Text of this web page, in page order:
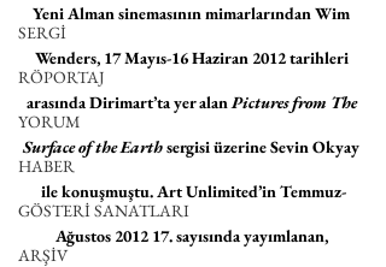
SERGİ
RÖPORTAJ
YORUM
HABER
GÖSTERİ SANATLARI
ARŞİV
Yeni Alman sinemasının mimarlarından Wim
Wenders, 17 Mayıs-16 Haziran 2012 tarihleri
arasında Dirimart’ta yer alan Pictures from The
Surface of the Earth sergisi üzerine Sevin Okyay
ile konuşmuştu. Art Unlimited’in Temmuz-
Ağustos 2012 17. sayısında yayımlanan,